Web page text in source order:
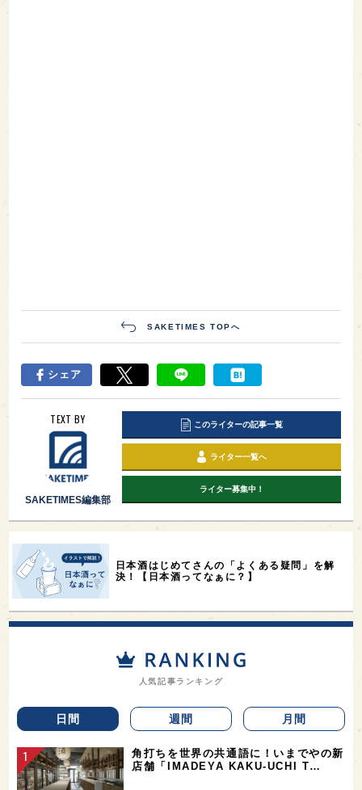
SAKETIMES TOPへ
シェア
TEXT BY
SAKETIMES編集部
このライターの記事一覧
ライター一覧へ
ライター募集中！
日本酒はじめてさんの「よくある疑問」を解
決！【日本酒ってなぁに？】
人気記事ランキング
日間 週間 月間
角打ちを世界の共通語に！いまでやの新
店舗「IMADEYA KAKU-UCHI T…